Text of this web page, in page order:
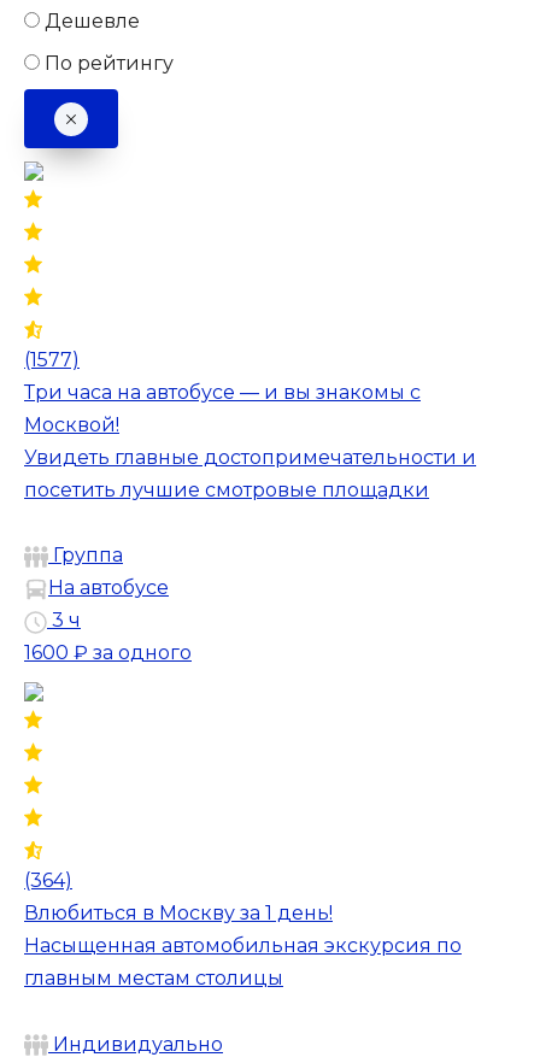
Дешевле
По рейтингу
(1577)
Три часа на автобусе — и вы знакомы с
Москвой!
Увидеть главные достопримечательности и
посетить лучшие смотровые площадки
Группа
На автобусе
3 ч
1600 ₽ за одного
(364)
Влюбиться в Москву за 1 день!
Насыщенная автомобильная экскурсия по
главным местам столицы
Индивидуально